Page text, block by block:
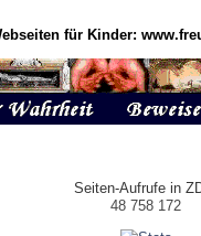
für Kinder:
Seiten-Aufrufe in
48 758 172